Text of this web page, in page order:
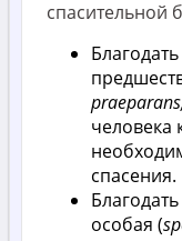
спасительной
человека
спасения.
особая (